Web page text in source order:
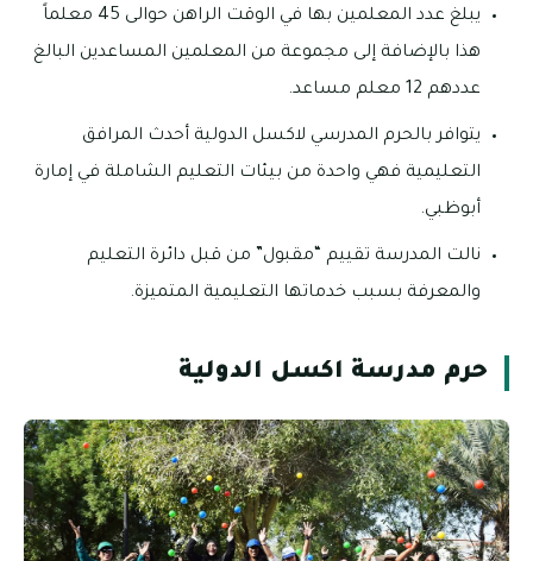
يبلغ عدد المعلمين بها في الوقت الراهن حوالى 45 معلماً
هذا بالإضافة إلى مجموعة من المعلمين المساعدين البالغ
عددهم 12 معلم مساعد.
يتوافر بالحرم المدرسي لاكسل الدولية أحدث المرافق
التعليمية فهي واحدة من بيئات التعليم الشاملة في إمارة
أبوظبي.
نالت المدرسة تقييم “مقبول” من قبل دائرة التعليم
والمعرفة بسبب خدماتها التعليمية المتميزة.
حرم مدرسة اكسل الدولية